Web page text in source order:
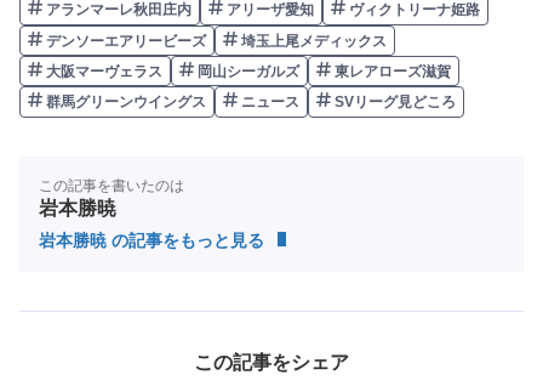
アランマーレ秋田庄内
アリーザ愛知
ヴィクトリーナ姫路
デンソーエアリービーズ
埼玉上尾メディックス
大阪マーヴェラス
岡山シーガルズ
東レアローズ滋賀
群馬グリーンウイングス
ニュース SVリーグ見どころ
この記事を書いたのは
岩本勝暁
岩本勝暁 の記事をもっと見る
この記事をシェア